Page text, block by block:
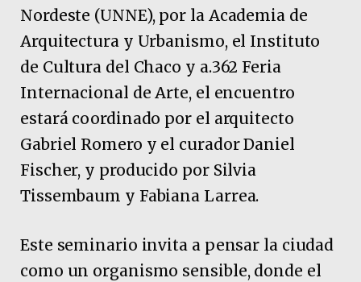
Nordeste (UNNE), por la Academia de
Arquitectura y Urbanismo, el Instituto
de Cultura del Chaco y a.362 Feria
Internacional de Arte, el encuentro
estará coordinado por el arquitecto
Gabriel Romero y el curador Daniel
Fischer, y producido por Silvia
Tissembaum y Fabiana Larrea.
Este seminario invita a pensar la ciudad
como un organismo sensible, donde el